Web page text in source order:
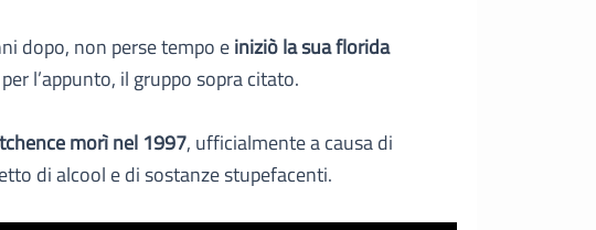
dopo, non perse tempo einiziò la sua florida
l’appunto, il gruppo sopra citato.
morì nel 1997, ufficialmente a causa di
di alcool e di sostanze stupefacenti.